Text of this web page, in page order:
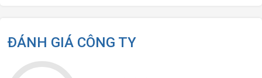
ĐÁNH GIÁ CÔNG TY